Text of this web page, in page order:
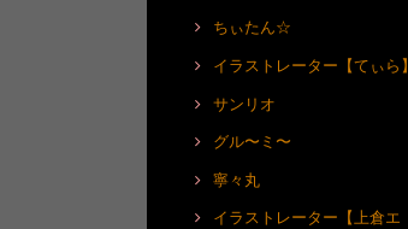
ちぃたん☆
イラストレーター【てぃら】
サンリオ
グル〜ミ〜
寧々丸
イラストレーター【上倉エ